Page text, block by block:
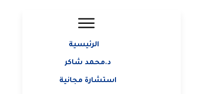
الرئيسية
د.محمد شاكر
استشارة مجانية